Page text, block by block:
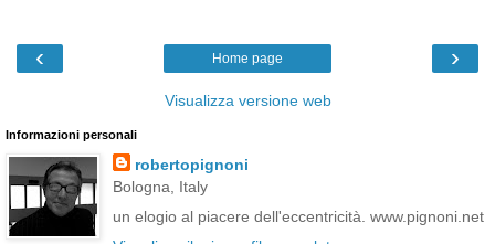
‹ ›
Home page
Visualizza versione web
Informazioni personali
robertopignoni
Bologna, Italy
un elogio al piacere dell'eccentricità. www.pignoni.net